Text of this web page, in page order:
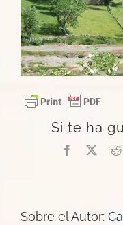
Si te ha
Facebook
X
Sobre el Autor: